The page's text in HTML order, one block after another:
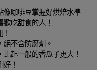
咖啡豆掌握好烘焙水準
吃甜食的人！
!
不含防腐劑。
起一般的香瓜子更大！
！